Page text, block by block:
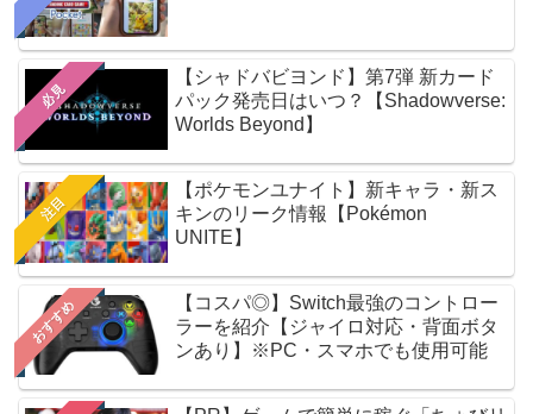
必見
【シャドバビヨンド】第7弾 新カード
パック発売日はいつ？【Shadowverse:
Worlds Beyond】
注目
【ポケモンユナイト】新キャラ・新ス
キンのリーク情報【Pokémon
UNITE】
おすすめ
【コスパ◎】Switch最強のコントロー
ラーを紹介【ジャイロ対応・背面ボタ
ンあり】※PC・スマホでも使用可能